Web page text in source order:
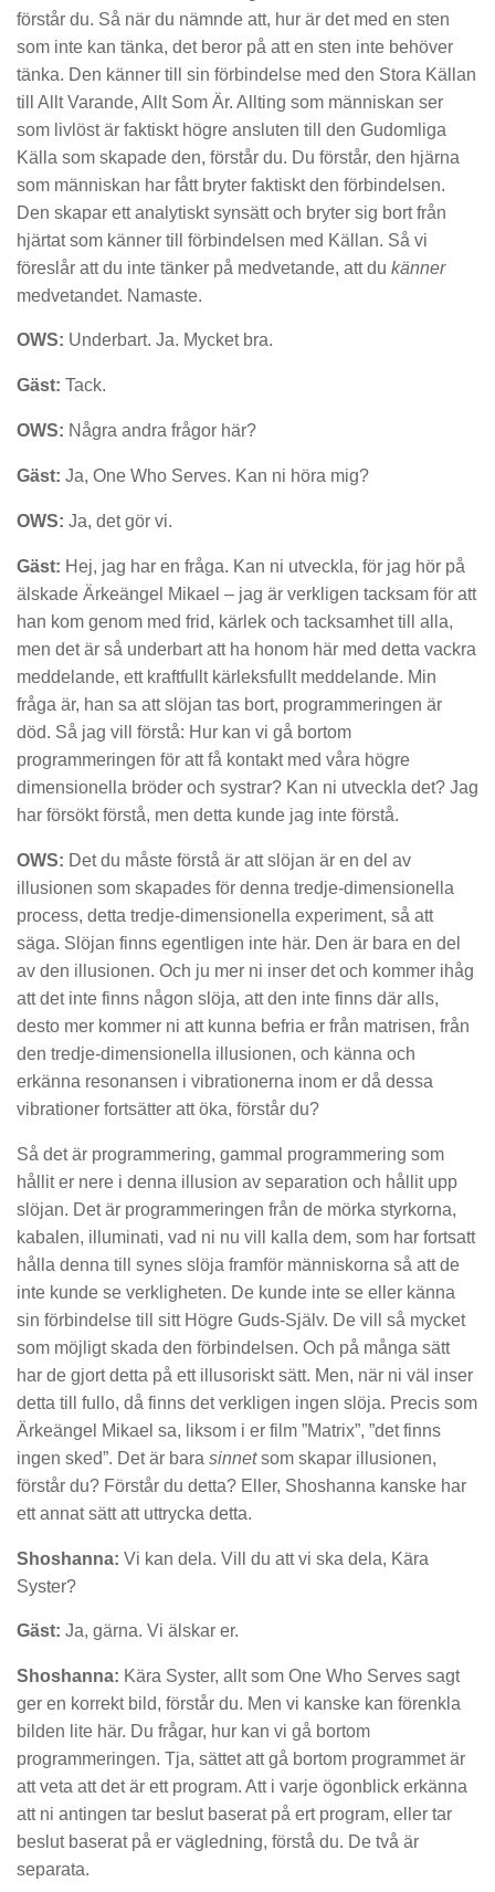
förstår du. Så när du nämnde att, hur är det med en sten
som inte kan tänka, det beror på att en sten inte behöver
tänka. Den känner till sin förbindelse med den Stora Källan
till Allt Varande, Allt Som Är. Allting som människan ser
som livlöst är faktiskt högre ansluten till den Gudomliga
Källa som skapade den, förstår du. Du förstår, den hjärna
som människan har fått bryter faktiskt den förbindelsen.
Den skapar ett analytiskt synsätt och bryter sig bort från
hjärtat som känner till förbindelsen med Källan. Så vi
föreslår att du inte tänker på medvetande, att du känner
medvetandet. Namaste.
OWS: Underbart. Ja. Mycket bra.
Gäst: Tack.
OWS: Några andra frågor här?
Gäst: Ja, One Who Serves. Kan ni höra mig?
OWS: Ja, det gör vi.
Gäst: Hej, jag har en fråga. Kan ni utveckla, för jag hör på
älskade Ärkeängel Mikael – jag är verkligen tacksam för att
han kom genom med frid, kärlek och tacksamhet till alla,
men det är så underbart att ha honom här med detta vackra
meddelande, ett kraftfullt kärleksfullt meddelande. Min
fråga är, han sa att slöjan tas bort, programmeringen är
död. Så jag vill förstå: Hur kan vi gå bortom
programmeringen för att få kontakt med våra högre
dimensionella bröder och systrar? Kan ni utveckla det? Jag
har försökt förstå, men detta kunde jag inte förstå.
OWS: Det du måste förstå är att slöjan är en del av
illusionen som skapades för denna tredje-dimensionella
process, detta tredje-dimensionella experiment, så att
säga. Slöjan finns egentligen inte här. Den är bara en del
av den illusionen. Och ju mer ni inser det och kommer ihåg
att det inte finns någon slöja, att den inte finns där alls,
desto mer kommer ni att kunna befria er från matrisen, från
den tredje-dimensionella illusionen, och känna och
erkänna resonansen i vibrationerna inom er då dessa
vibrationer fortsätter att öka, förstår du?
Så det är programmering, gammal programmering som
hållit er nere i denna illusion av separation och hållit upp
slöjan. Det är programmeringen från de mörka styrkorna,
kabalen, illuminati, vad ni nu vill kalla dem, som har fortsatt
hålla denna till synes slöja framför människorna så att de
inte kunde se verkligheten. De kunde inte se eller känna
sin förbindelse till sitt Högre Guds-Själv. De vill så mycket
som möjligt skada den förbindelsen. Och på många sätt
har de gjort detta på ett illusoriskt sätt. Men, när ni väl inser
detta till fullo, då finns det verkligen ingen slöja. Precis som
Ärkeängel Mikael sa, liksom i er film ”Matrix”, ”det finns
ingen sked”. Det är bara sinnetsom skapar illusionen,
förstår du? Förstår du detta? Eller, Shoshanna kanske har
ett annat sätt att uttrycka detta.
Shoshanna: Vi kan dela. Vill du att vi ska dela, Kära
Syster?
Gäst: Ja, gärna. Vi älskar er.
Shoshanna: Kära Syster, allt som One Who Serves sagt
ger en korrekt bild, förstår du. Men vi kanske kan förenkla
bilden lite här. Du frågar, hur kan vi gå bortom
programmeringen. Tja, sättet att gå bortom programmet är
att veta att det är ett program. Att i varje ögonblick erkänna
att ni antingen tar beslut baserat på ert program, eller tar
beslut baserat på er vägledning, förstå du. De två är
separata.